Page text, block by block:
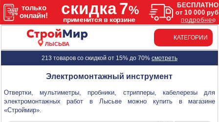
ЛЫСЬВА
КАТЕГОРИИ
213 товаров со скидкой от 15% до 70% смотреть
Электромонтажный инструмент
Отвертки, мультиметры, пробники, стрипперы, кабелерезы для
электромонтажных работ в Лысьве можно купить в магазине
«Строймир».